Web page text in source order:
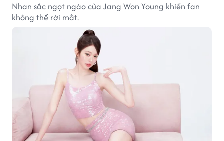
Nhan sắc ngọt ngào của Jang Won Young khiến fan
không thể rời mắt.